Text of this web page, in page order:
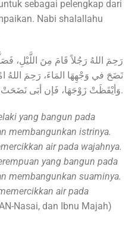
sebagai pelengkap dari
Nabi shalallahu
نَضَحَ في وَجْهِهَا المَاءَ، رَحِمَ
وَأيْقَظَتْ زَوْجَهَا، فَإن أبَى نَضَحَتْ فِي وَجْهِهِ المَاءَ.
yang bangun pada
membangunkan istrinya.
air pada wajahnya.
yang bangun pada
membangunkan suaminya.
air pada
Nasai, dan Ibnu Majah)